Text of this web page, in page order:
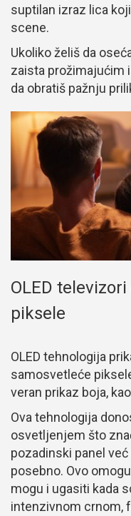
suptilan izraz lica
scene.
Ukoliko želiš da
zaista prožimajućim
da obratiš pažnju
OLED
piksele
OLED tehnologija
samosvetleće
veran prikaz boja,
Ova tehnologija
osvetljenjem što
pozadinski panel
posebno. Ovo
mogu i ugasiti kada
intenzivnom crnom,